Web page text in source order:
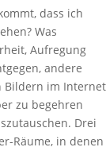
dass ich
Was
Aufregung
andere
Bildern im Internet
zu begehren
Drei
Räume, in denen